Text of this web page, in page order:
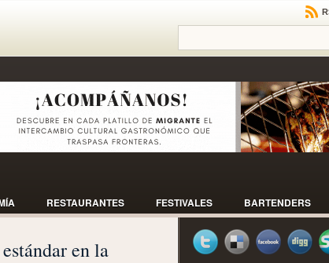
RESTAURANTES FESTIVALES BARTENDERS
en la